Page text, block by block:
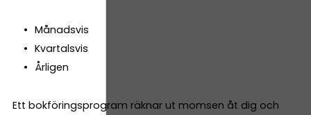
Månadsvis
Kvartalsvis
Årligen
Ett bokföringsprogram räknar ut momsen åt dig och